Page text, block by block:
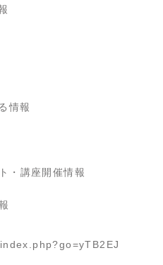
情報
・講座開催情報